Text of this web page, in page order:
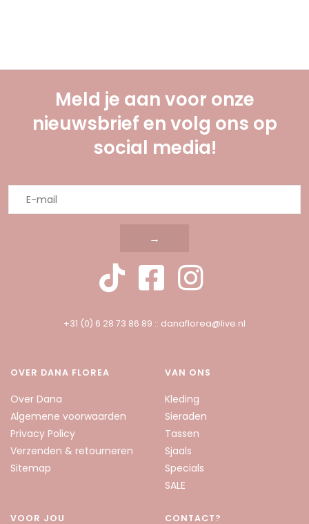
Meld je aan voor onze
nieuwsbrief en volg ons op
social media!
→
+31 (0) 6 28 73 86 89 :: danaflorea@live.nl
OVER DANA FLOREA
Over Dana
Algemene voorwaarden
Privacy Policy
Verzenden & retourneren
Sitemap
VAN ONS
Kleding
Sieraden
Tassen
Sjaals
Specials
SALE
VOOR JOU CONTACT?